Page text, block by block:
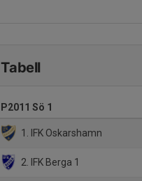
Tabell
P2011 Sö 1
1. IFK Oskarshamn
2. IFK Berga 1